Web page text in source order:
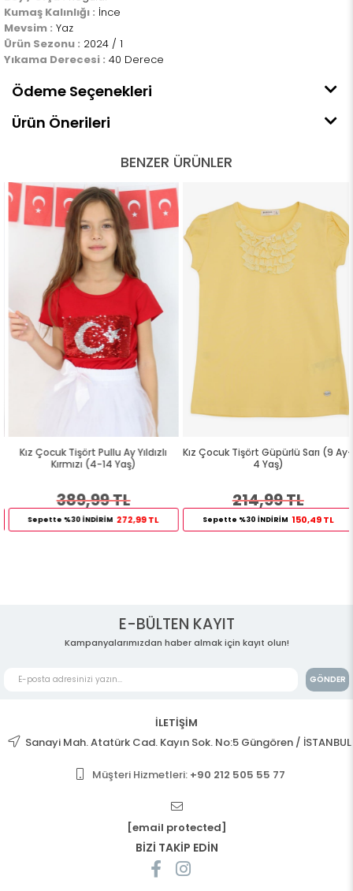
Kumaş Kalınlığı : İnce
Mevsim : Yaz
Ürün Sezonu : 2024 / 1
Yıkama Derecesi : 40 Derece
Ödeme Seçenekleri
Ürün Önerileri
BENZER ÜRÜNLER
Kız Çocuk Tişört Pullu Ay Yıldızlı
Kırmızı (4-14 Yaş)
389,99 TL
Sepette %30 İNDİRİM 272,99 TL
Kız Çocuk Tişört Güpürlü Sarı (9 Ay-
4 Yaş)
214,99 TL
Sepette %30 İNDİRİM 150,49 TL
E-BÜLTEN KAYIT
Kampanyalarımızdan haber almak için kayıt olun!
GÖNDER
İLETİŞİM
Sanayi Mah. Atatürk Cad. Kayın Sok. No:5 Güngören / İSTANBUL
Müşteri Hizmetleri: +90 212 505 55 77
[email protected]
BİZİ TAKİP EDİN